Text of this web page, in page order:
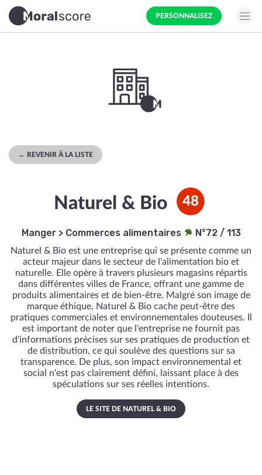
PERSONNALISEZ
← REVENIR À LA LISTE
Naturel & Bio 48
Manger> Commerces alimentaires N°72 / 113
Naturel & Bio est une entreprise qui se présente comme un
acteur majeur dans le secteur de l'alimentation bio et
naturelle. Elle opère à travers plusieurs magasins répartis
dans différentes villes de France, offrant une gamme de
produits alimentaires et de bien-être. Malgré son image de
marque éthique, Naturel & Bio cache peut-être des
pratiques commerciales et environnementales douteuses. Il
est important de noter que l'entreprise ne fournit pas
d'informations précises sur ses pratiques de production et
de distribution, ce qui soulève des questions sur sa
transparence. De plus, son impact environnemental et
social n'est pas clairement défini, laissant place à des
spéculations sur ses réelles intentions.
LE SITE DE NATUREL & BIO